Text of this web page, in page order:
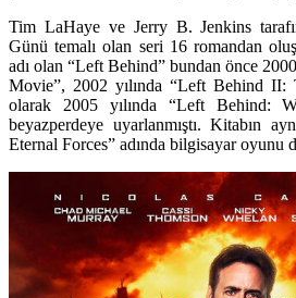
Tim LaHaye ve Jerry B. Jenkins
Günü temalı olan seri 16 romandan
adı olan “Left Behind” bundan önce 2000
Movie”, 2002 yılında “Left Behind II:
olarak 2005 yılında “Left Behind:
beyazperdeye uyarlanmıştı. Kitabın
Eternal Forces” adında bilgisayar oyunu